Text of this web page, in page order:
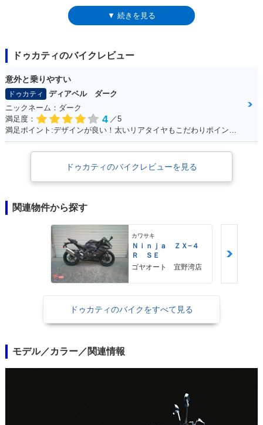
ク式＆5速ミッションが選択できるようになった。2004年からモンスター
620に装備されるようになったフライスクリーン（メーターバイザー）と
▼ 続きを見る
ドゥカティのバイクレビュー
意外と乗りやすい
ドゥカティ
ディアベル ダーク
ニックネーム：ダーク
満足度：
4 ／5
ドゥカティのバイクレビューを見る
関連物件から探す
カワサキ
Ｎｉｎｊａ ＺＸ−４
Ｒ ＳＥ
ゴヤオート 宜野湾店
ドゥカティのバイクをすべて見る
モデル／カラー／関連情報